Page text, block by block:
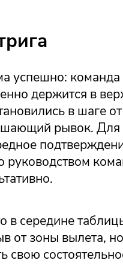
успешно: команда
держится в
в шаге
рывок. Для
руководством
в середине
от зоны вылета,
свою